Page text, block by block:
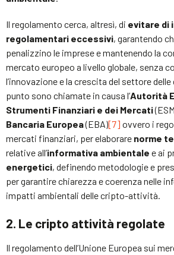
Il regolamento cerca, altresì, di evitare di
regolamentari eccessivi, garantendo
penalizzino le imprese e mantenendo la
mercato europeo a livello globale, senza
l’innovazione e la crescita del settore
punto sono chiamate in causa l’Autorità
Strumenti Finanziari e dei Mercati
Bancaria Europea(EBA)[7] ovvero i
mercati finanziari, per elaborare norme
relative all’informativa ambientale e ai
energetici, definendo metodologie e
per garantire chiarezza e coerenza nelle
impatti ambientali delle cripto-attività.
2. Le cripto attività regolate
Il regolamento dell’Unione Europea sui